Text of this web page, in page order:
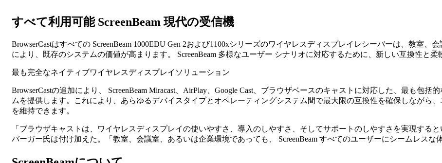
すべて利用可能 ScreenBeam 現代の受信機
BrowserCastはすべての ScreenBeam 1000EDU Gen 2および1100xシリーズのワイヤレスディスプレイレシーバーは、教室
により、既存のシステムの価値が高まります。 ScreenBeam 多様なユーザー シナリオに対応するために、新しい互換性と
最も完全なネイティブワイヤレスディスプレイソリューション
BrowserCastの追加により、 ScreenBeam Miracast、AirPlay、Google Cast、ブラウザベースのキャストに対応した、最も包
ムを提供します。これにより、あらゆるデバイスタイプとオペレーティングシステム間で最大限の互換性を確保しながら
を維持できます。
「ブラウザキャストは、ワイヤレスディスプレイの使いやすさ、導入のしやすさ、そしてサポートのしやすさを実現する
バーガー氏は付け加えた。「教室、会議室、あるいは企業環境であっても、 ScreenBeam すべてのユーザーにシームレスな